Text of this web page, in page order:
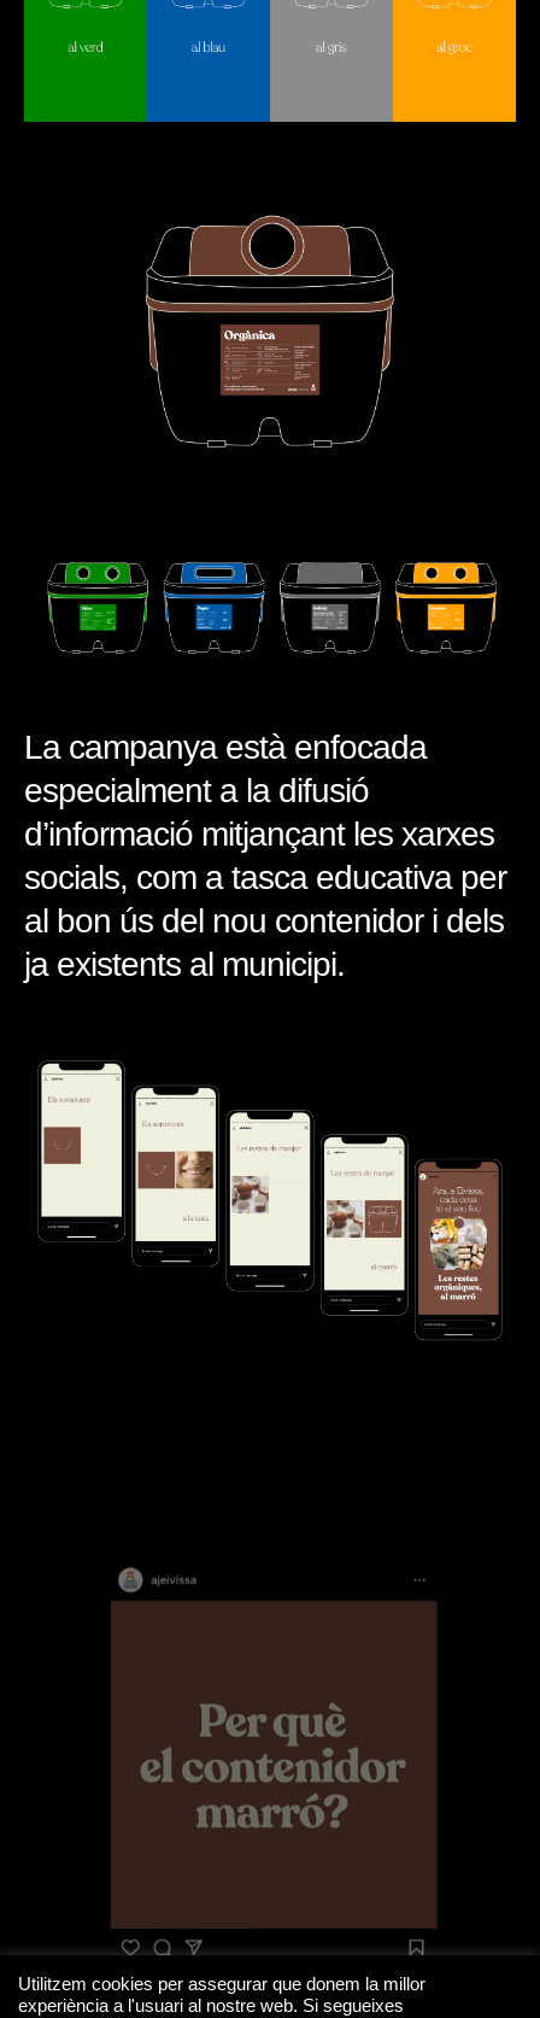
La campanya està enfocada
especialment a la difusió
d’informació mitjançant les xarxes
socials, com a tasca educativa per
al bon ús del nou contenidor i dels
ja existents al municipi.
Utilitzem cookies per assegurar que donem la millor
experiència a l'usuari al nostre web. Si segueixes